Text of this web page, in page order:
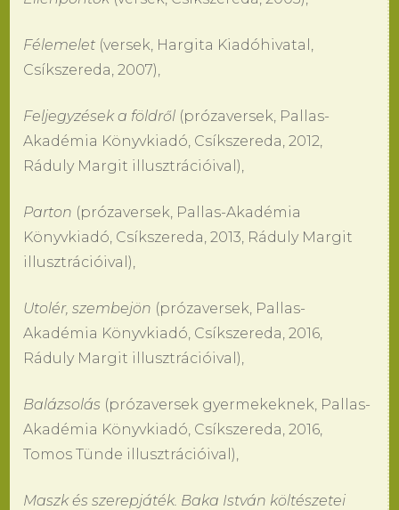
Félemelet (versek, Hargita Kiadóhivatal,
Csíkszereda, 2007),
Feljegyzések a földről (prózaversek, Pallas-
Akadémia Könyvkiadó, Csíkszereda, 2012,
Ráduly Margit illusztrációival),
Parton (prózaversek, Pallas-Akadémia
Könyvkiadó, Csíkszereda, 2013, Ráduly Margit
illusztrációival),
Utolér, szembejön (prózaversek, Pallas-
Akadémia Könyvkiadó, Csíkszereda, 2016,
Ráduly Margit illusztrációival),
Balázsolás (prózaversek gyermekeknek, Pallas-
Akadémia Könyvkiadó, Csíkszereda, 2016,
Tomos Tünde illusztrációival),
Maszk és szerepjáték. Baka István költészetei